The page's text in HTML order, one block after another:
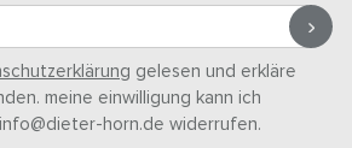
gelesen und erkläre
meine einwilligung kann ich
horn.de widerrufen.